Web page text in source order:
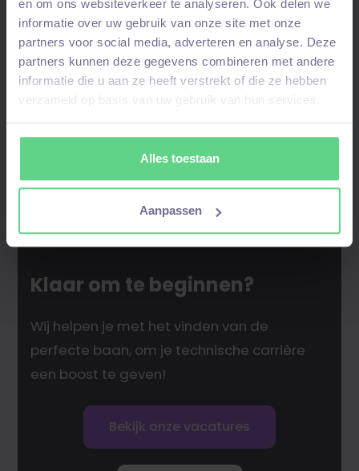
en om ons websiteverkeer te analyseren. Ook delen we
informatie over uw gebruik van onze site met onze
partners voor social media, adverteren en analyse. Deze
partners kunnen deze gegevens combineren met andere
informatie die u aan ze heeft verstrekt of die ze hebben
verzameld op basis van uw gebruik van hun services.
Alles toestaan
Aanpassen
talentpool– bij eenmatchnemen wij contact
op!
Klaar om te beginnen?
Wij helpen je met het vinden van de
perfecte baan, om je technische carrière
een boost te geven!
Bekijk onze vacatures